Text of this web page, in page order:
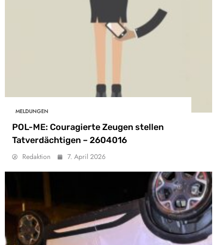
MELDUNGEN
POL-ME: Couragierte Zeugen stellen
Tatverdächtigen – 2604016
Redaktion 7. April 2026